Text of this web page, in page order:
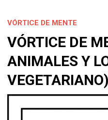
VÓRTICE DE MENTE
VÓRTICE DE
ANIMALES Y
VEGETARIANO)